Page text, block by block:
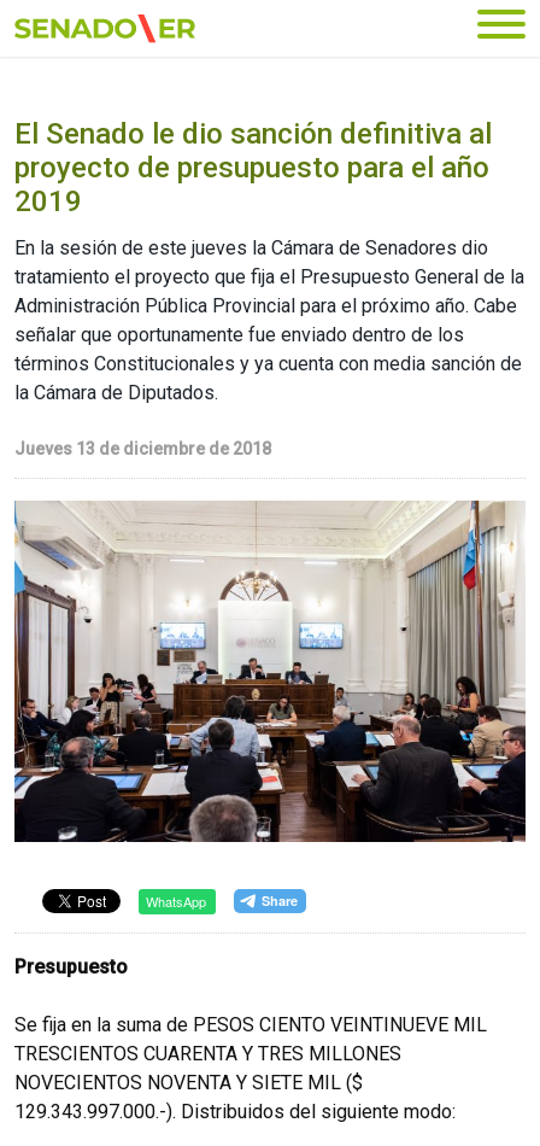
Ir al menú principal
El Senado le dio sanción definitiva al
proyecto de presupuesto para el año
2019
En la sesión de este jueves la Cámara de Senadores dio
tratamiento el proyecto que fija el Presupuesto General de la
Administración Pública Provincial para el próximo año. Cabe
señalar que oportunamente fue enviado dentro de los
términos Constitucionales y ya cuenta con media sanción de
la Cámara de Diputados.
Jueves 13 de diciembre de 2018
WhatsApp
Presupuesto
Se fija en la suma de PESOS CIENTO VEINTINUEVE MIL
TRESCIENTOS CUARENTA Y TRES MILLONES
NOVECIENTOS NOVENTA Y SIETE MIL ($
129.343.997.000.-). Distribuidos del siguiente modo: